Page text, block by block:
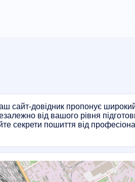
сайт-довідник пропонує широкий
від вашого рівня
секрети пошиття від